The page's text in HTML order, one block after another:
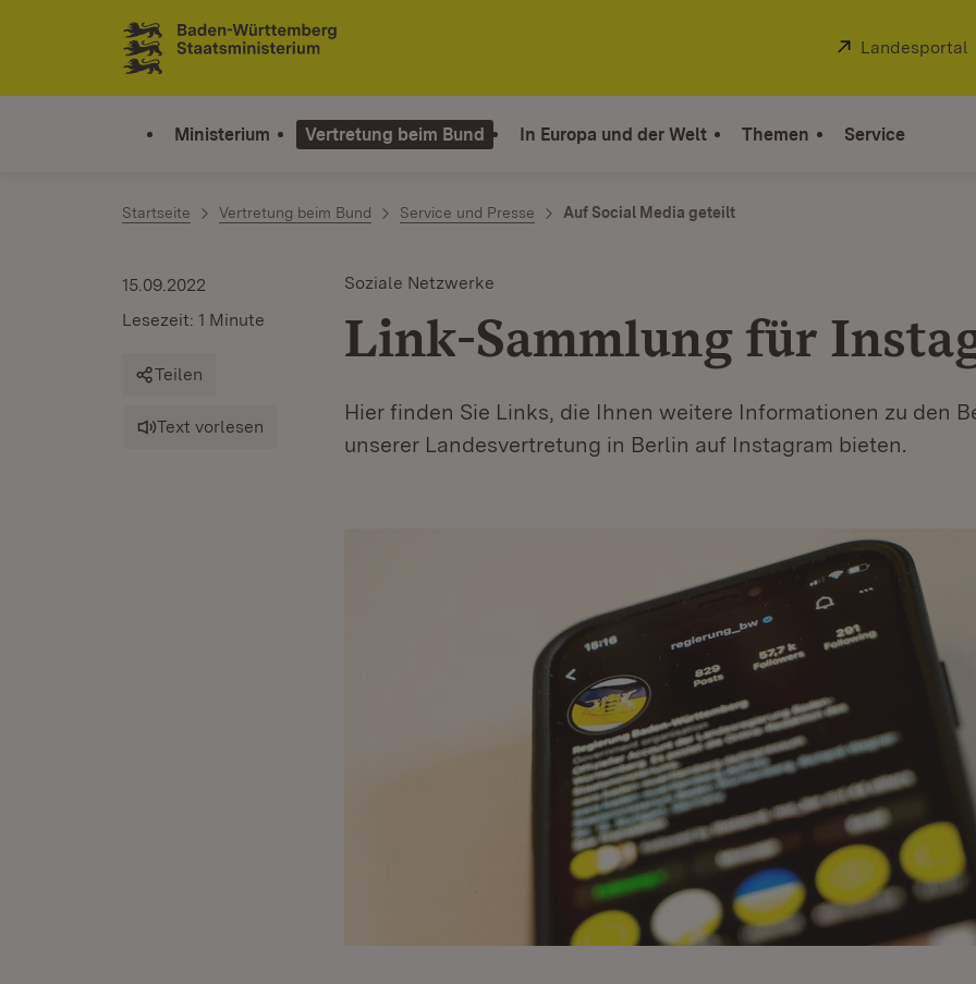
Zum Inhalt springen
Link zur Startseite
Extern:
Landesportal
Ministerium Vertretung beim Bund In Europa und der Welt Themen Service
Startseite Vertretung beim Bund Service und Presse Auf Social Media geteilt
Soziale Netzwerke
Link-Sammlung für
Hier finden Sie Links, die Ihnen weitere Informationen zu den
unserer Landesvertretung in Berlin auf Instagram bieten.
15.09.2022
Lesezeit: 1 Minute
Teilen
Text vorlesen